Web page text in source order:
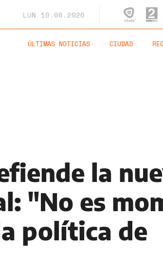
LUN 10.08.2026
ÚLTIMAS NOTICIAS CIUDAD
la
"No es
política de